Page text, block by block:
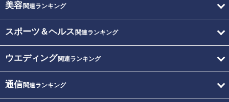
美容関連ランキング
スポーツ＆ヘルス 関連ランキング
ウエディング関連ランキング
通信関連ランキング